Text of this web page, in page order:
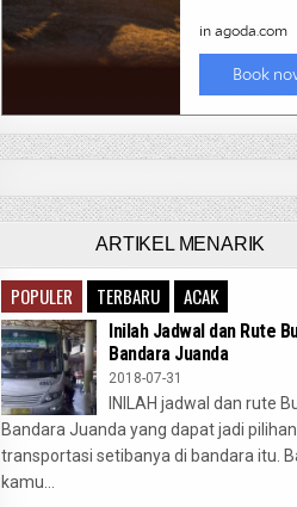
ARTIKEL MENARIK
POPULER TERBARU ACAK
Inilah Jadwal dan Rute
Bandara Juanda
2018-07-31
INILAH jadwal dan rute
Bandara Juanda yang dapat jadi
transportasi setibanya di bandara itu.
kamu...